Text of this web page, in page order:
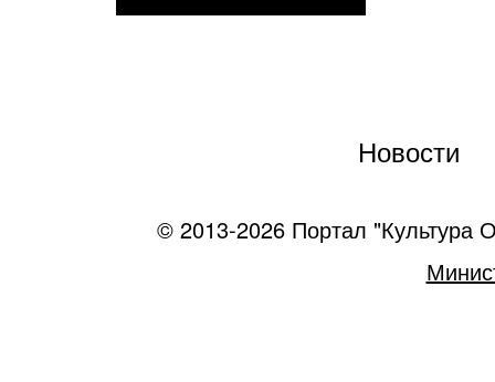
Новости
© 2013-2026 Портал "Культура